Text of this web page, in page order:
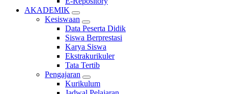
AKADEMIK
Kesiswaan
Data Peserta Didik
Siswa Berprestasi
Karya Siswa
Ekstrakurikuler
Tata Tertib
Pengajaran
Kurikulum